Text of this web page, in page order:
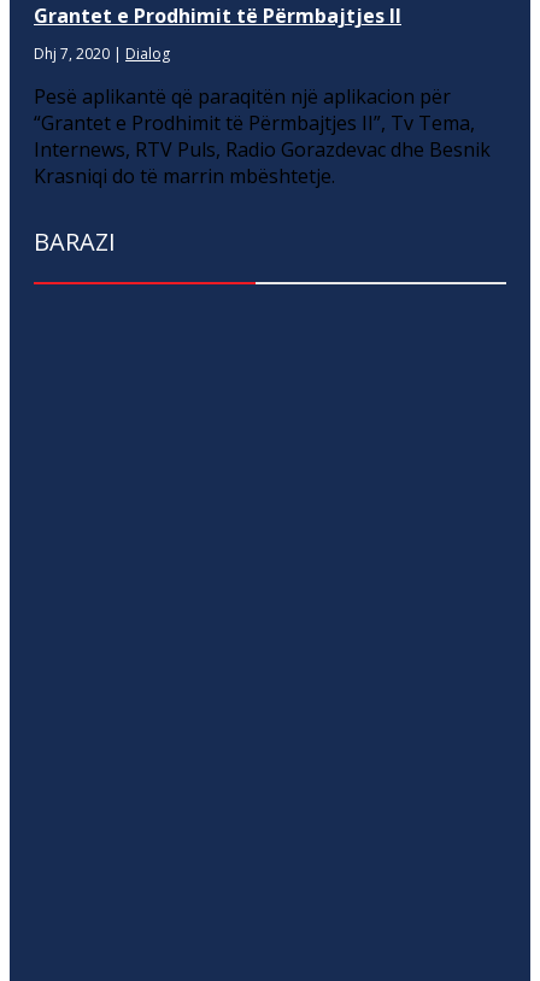
Grantet e Prodhimit të Përmbajtjes II
Dhj 7, 2020 | Dialog
Pesë aplikantë që paraqitën një aplikacion për
“Grantet e Prodhimit të Përmbajtjes II”, Tv Tema,
Internews, RTV Puls, Radio Gorazdevac dhe Besnik
Krasniqi do të marrin mbështetje.
BARAZI